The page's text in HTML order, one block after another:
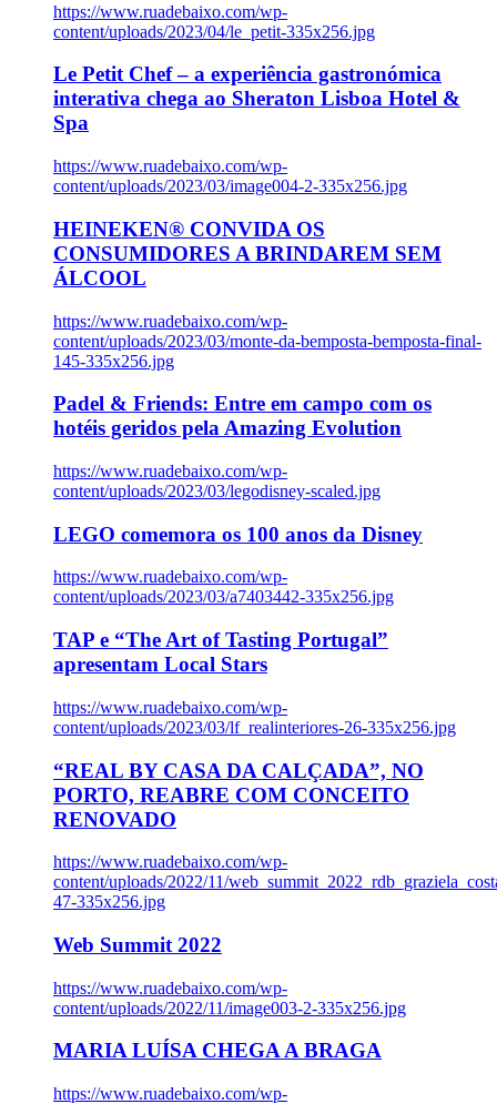
https://www.ruadebaixo.com/wp-
content/uploads/2023/04/le_petit-335x256.jpg
Le Petit Chef – a experiência gastronómica
interativa chega ao Sheraton Lisboa Hotel &
Spa
https://www.ruadebaixo.com/wp-
content/uploads/2023/03/image004-2-335x256.jpg
HEINEKEN® CONVIDA OS
CONSUMIDORES A BRINDAREM SEM
ÁLCOOL
https://www.ruadebaixo.com/wp-
content/uploads/2023/03/monte-da-bemposta-bemposta-final-
145-335x256.jpg
Padel & Friends: Entre em campo com os
hotéis geridos pela Amazing Evolution
https://www.ruadebaixo.com/wp-
content/uploads/2023/03/legodisney-scaled.jpg
LEGO comemora os 100 anos da Disney
https://www.ruadebaixo.com/wp-
content/uploads/2023/03/a7403442-335x256.jpg
TAP e “The Art of Tasting Portugal”
apresentam Local Stars
https://www.ruadebaixo.com/wp-
content/uploads/2023/03/lf_realinteriores-26-335x256.jpg
“REAL BY CASA DA CALÇADA”, NO
PORTO, REABRE COM CONCEITO
RENOVADO
https://www.ruadebaixo.com/wp-
content/uploads/2022/11/
47-335x256.jpg
Web Summit 2022
https://www.ruadebaixo.com/wp-
content/uploads/2022/11/image003-2-335x256.jpg
MARIA LUÍSA CHEGA A BRAGA
https://www.ruadebaixo.com/wp-